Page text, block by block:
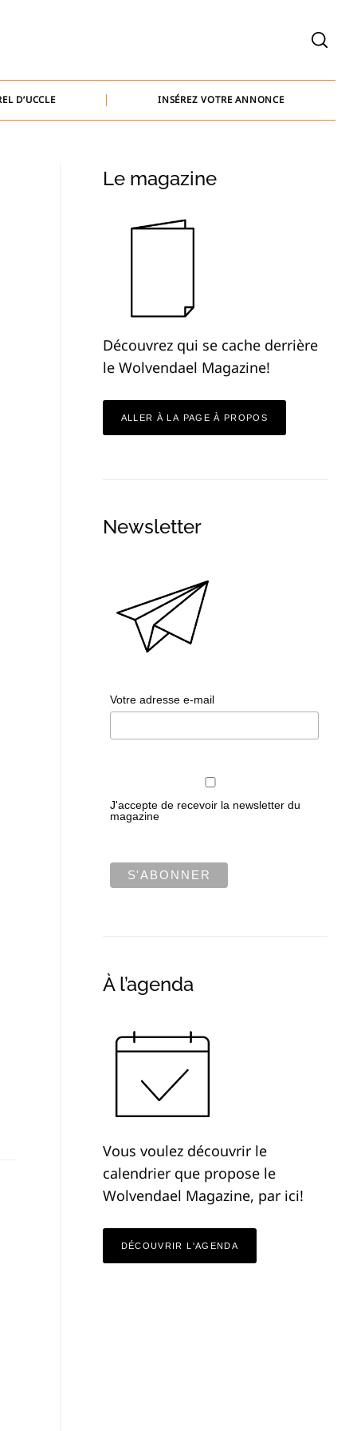
D’UCCLE INSÉREZ VOTRE ANNONCE
welcome@baammedia.be
jennifer@baammedia.be
bernard@baammedia.be
jennifer@baammedia.be
Le magazine
Découvrez qui se cache derrière
le Wolvendael Magazine!
ALLER À LA PAGE À PROPOS
Newsletter
Votre adresse e-mail
J'accepte de recevoir la newsletter du
magazine
À l’agenda
Vous voulez découvrir le
calendrier que propose le
Wolvendael Magazine, par ici!
DÉCOUVRIR L'AGENDA